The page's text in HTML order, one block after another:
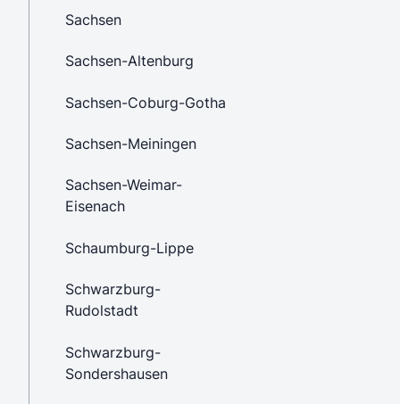
Sachsen
Sachsen-Altenburg
Sachsen-Coburg-Gotha
Sachsen-Meiningen
Sachsen-Weimar-
Eisenach
Schaumburg-Lippe
Schwarzburg-
Rudolstadt
Schwarzburg-
Sondershausen